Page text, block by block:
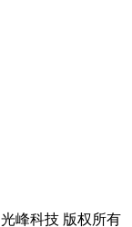
光峰科技 版权所有